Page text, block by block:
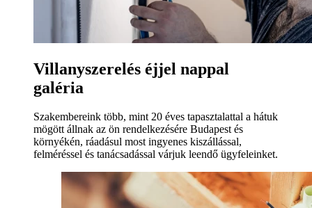
Villanyszerelés éjjel nappal
galéria
Szakembereink több, mint 20 éves tapasztalattal a hátuk
mögött állnak az ön rendelkezésére Budapest és
környékén, ráadásul most ingyenes kiszállással,
felméréssel és tanácsadással várjuk leendő ügyfeleinket.